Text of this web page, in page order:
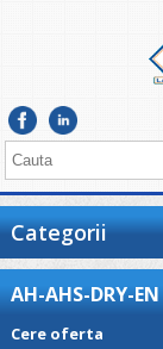
Categorii
AH-AHS-DRY-EN
Cere oferta